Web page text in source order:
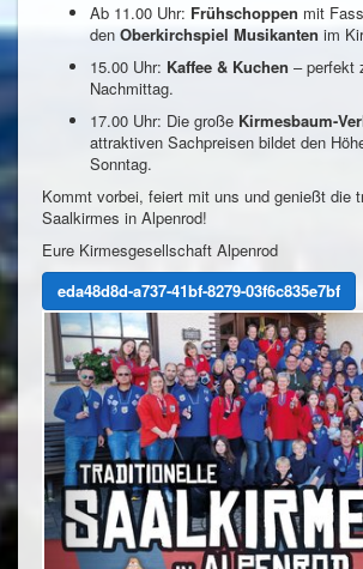
Ab 11.00 Uhr: Frühschoppen mit
den Oberkirchspiel Musikanten im
15.00 Uhr: Kaffee & Kuchen – perfekt
Nachmittag.
17.00 Uhr: Die große Kirmesbaum-
attraktiven Sachpreisen bildet den
Sonntag.
Kommt vorbei, feiert mit uns und genießt die
Saalkirmes in Alpenrod!
Eure Kirmesgesellschaft Alpenrod
eda48d8d-a737-41bf-8279-03f6c835e7bf